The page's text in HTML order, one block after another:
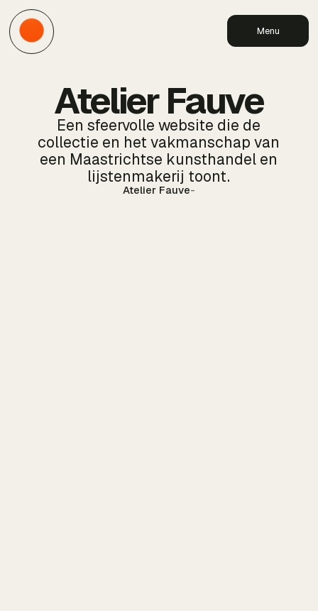
Menu
Atelier Fauve
Een sfeervolle website die de
collectie en het vakmanschap van
een Maastrichtse kunsthandel en
lijstenmakerij toont.
Atelier Fauve-